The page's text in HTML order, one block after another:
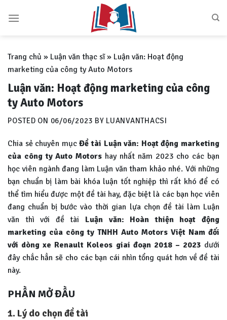
Trang chủ » Luận văn thạc sĩ» Luận văn: Hoạt động
marketing của công ty Auto Motors
Luận văn: Hoạt động marketing của công
ty Auto Motors
POSTED ON 06/06/2023 BY LUANVANTHACSI
Chia sẻ chuyên mụcĐề tài Luận văn: Hoạt động marketing
của công ty Auto Motors hay nhất năm 2023 cho các bạn
học viên ngành đang làm Luận văn tham khảo nhé. Với những
bạn chuẩn bị làm bài khóa luận tốt nghiệp thì rất khó để có
thể tìm hiểu được một đề tài hay, đặc biệt là các bạn học viên
đang chuẩn bị bước vào thời gian lựa chọn đề tài làm Luận
văn thì với đề tài Luận văn: Hoàn thiện hoạt động
marketing của công ty TNHH Auto Motors Việt Nam đối
với dòng xe Renault Koleos giai đoạn 2018 – 2023 dưới
đây chắc hẳn sẽ cho các bạn cái nhìn tổng quát hơn về đề tài
này.
PHẦN MỞ ĐẦU
1. Lý do chọn đề tài